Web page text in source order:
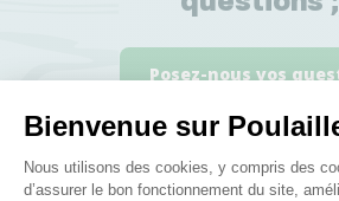
Bienvenue sur
Plateforme de
Nous utilisons des cookies, y compris des
d’assurer le bon fonctionnement du site,
Posez-nous vos